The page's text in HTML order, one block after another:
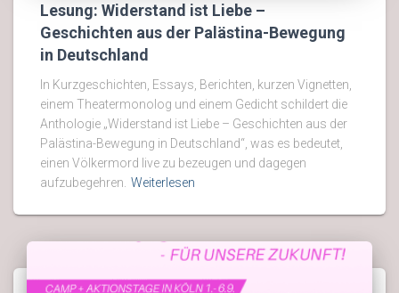
Lesung: Widerstand ist Liebe –
Geschichten aus der Palästina-Bewegung
in Deutschland
In Kurzgeschichten, Essays, Berichten, kurzen Vignetten,
einem Theatermonolog und einem Gedicht schildert die
Anthologie „Widerstand ist Liebe – Geschichten aus der
Palästina-Bewegung in Deutschland“, was es bedeutet,
einen Völkermord live zu bezeugen und dagegen
aufzubegehren. Weiterlesen